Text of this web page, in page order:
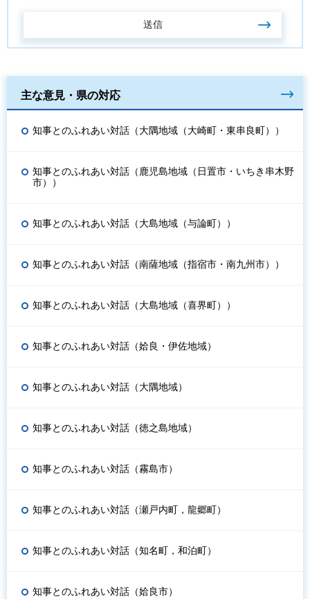
主な意見・県の対応
知事とのふれあい対話（大隅地域（大崎町・東串良町））
知事とのふれあい対話（鹿児島地域（日置市・いちき串木野
市））
知事とのふれあい対話（大島地域（与論町））
知事とのふれあい対話（南薩地域（指宿市・南九州市））
知事とのふれあい対話（大島地域（喜界町））
知事とのふれあい対話（姶良・伊佐地域）
知事とのふれあい対話（大隅地域）
知事とのふれあい対話（徳之島地域）
知事とのふれあい対話（霧島市）
知事とのふれあい対話（瀬戸内町，龍郷町）
知事とのふれあい対話（知名町，和泊町）
知事とのふれあい対話（姶良市）